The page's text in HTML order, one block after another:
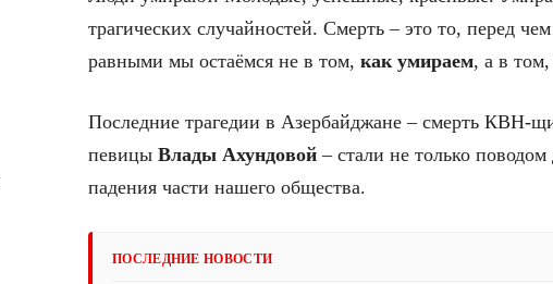
трагических случайностей. Смерть – это то, перед
равными мы остаёмся не в том, как умираем, а в том,
Последние трагедии в Азербайджане – смерть КВН-
певицы Влады Ахундовой – стали не только
падения части нашего общества.
ПОСЛЕДНИЕ НОВОСТИ